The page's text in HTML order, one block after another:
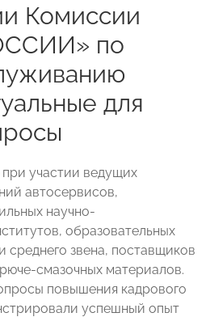
Комиссии
по
для
участии ведущих
автосервисов,
научно-
образовательных
звена, поставщиков
смазочных материалов.
повышения кадрового
успешный опыт